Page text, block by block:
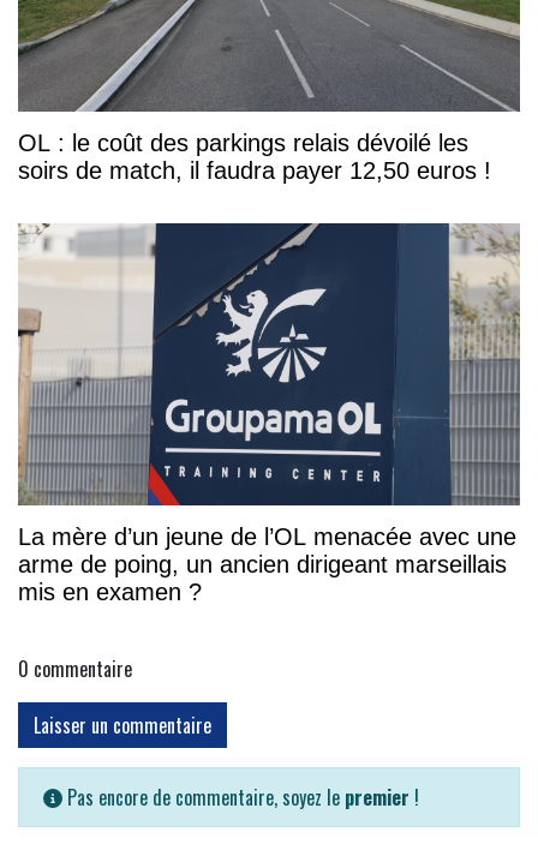
OL : le coût des parkings relais dévoilé les
soirs de match, il faudra payer 12,50 euros !
La mère d’un jeune de l’OL menacée avec une
arme de poing, un ancien dirigeant marseillais
mis en examen ?
0 commentaire
Laisser un commentaire
Pas encore de commentaire, soyez le premier !